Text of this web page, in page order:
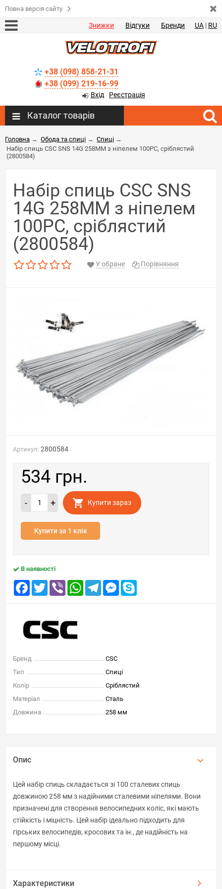
Повна версія сайту
Знижки Відгуки Бренди UA | RU
+38 (098) 858-21-31
+38 (099) 219-16-99
Вхід Реєстрація
Каталог товарів
Головна → Обода та спиці → Спиці →
Набір спиць CSC SNS 14G 258MM з ніпелем 100PC, сріблястий
(2800584)
Набір спиць CSC SNS
14G 258MM з ніпелем
100PC, сріблястий
(2800584)
У обране Порівняння
Артикул: 2800584
534 грн.
- + Купити зараз
Купити за 1 клік
В наявності
Facebook
TwitterViber WhatsAppTelegramMessenger
Бренд
CSC
Тип
Спиці
Колір
Сріблястий
Матеріал
Сталь
Довжина
258 мм
Опис
Цей набір спиць складається зі 100 сталевих спиць
довжиною 258 мм з надійними сталевими ніпелями. Вони
призначені для створення велосипедних коліс, які мають
стійкість і міцність. Цей набір ідеально підходить для
гірських велосипедів, кросових та ін., де надійність на
першому місці.
Характеристики